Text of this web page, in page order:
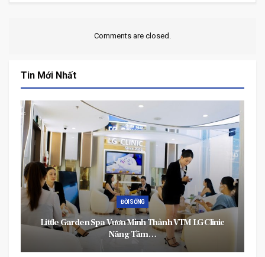
Comments are closed.
Tin Mới Nhất
ĐỜI SỐNG
Little Garden Spa Vươn Mình Thành VTM LG Clinic
Nâng Tầm…